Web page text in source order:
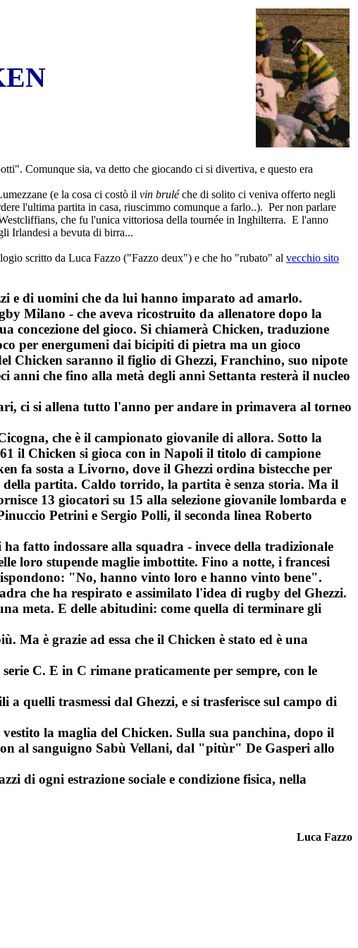
Comunque sia, va detto che giocando ci si divertiva, e questo era
(e la cosa ci costò il vin bruléche di solito ci veniva offerto negli
l'ultima partita in casa, riuscimmo comunque a farlo..). Per non parlare
che fu l'unica vittoriosa della tournée in Inghilterra. E l'anno
Irlandesi a bevuta di birra...
scritto da Luca Fazzo ("Fazzo deux") e che ho "rubato" al vecchio sito
e di uomini che da lui hanno imparato ad amarlo.
Milano - che aveva ricostruito da allenatore dopo la
concezione del gioco. Si chiamerà Chicken, traduzione
per energumeni dai bicipiti di pietra ma un gioco
saranno il figlio di Ghezzi, Franchino, suo nipote
anni che fino alla metà degli anni Settanta resterà il nucleo
ci si allena tutto l'anno per andare in primavera al torneo
che è il campionato giovanile di allora. Sotto la
il Chicken si gioca con in Napoli il titolo di campione
fa sosta a Livorno, dove il Ghezzi ordina bistecche per
partita. Caldo torrido, la partita è senza storia. Ma il
13 giocatori su 15 alla selezione giovanile lombarda e
Petrini e Sergio Polli, il seconda linea Roberto
fatto indossare alla squadra - invece della tradizionale
loro stupende maglie imbottite. Fino a notte, i francesi
"No, hanno vinto loro e hanno vinto bene".
che ha respirato e assimilato l'idea di rugby del Ghezzi.
meta. E delle abitudini: come quella di terminare gli
Ma è grazie ad essa che il Chicken è stato ed è una
C. E in C rimane praticamente per sempre, con le
quelli trasmessi dal Ghezzi, e si trasferisce sul campo di
la maglia del Chicken. Sulla sua panchina, dopo il
al sanguigno Sabù Vellani, dal "pitùr" De Gasperi allo
di ogni estrazione sociale e condizione fisica, nella
Luca Fazzo